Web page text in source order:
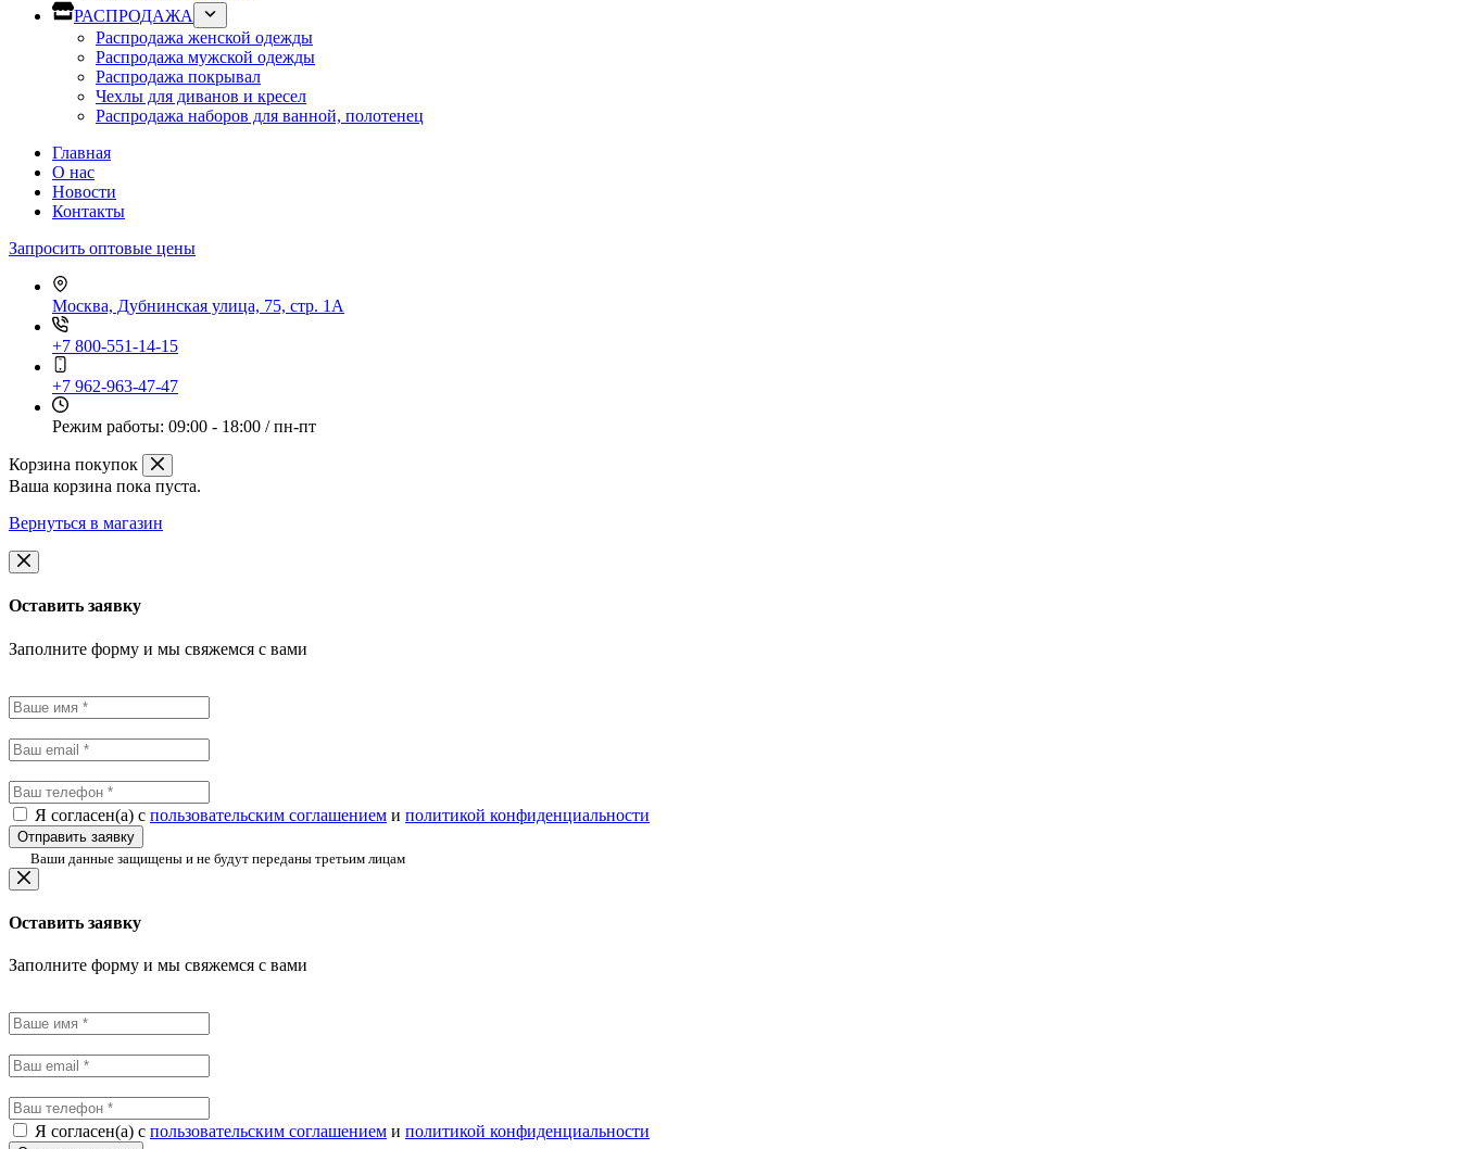
РАСПРОДАЖА
Распродажа женской одежды
Распродажа мужской одежды
Распродажа покрывал
Чехлы для диванов и кресел
Распродажа наборов для ванной, полотенец
Главная
О нас
Новости
Контакты
Запросить оптовые цены
Москва, Дубнинская улица, 75, стр. 1А
+7 800-551-14-15
+7 962-963-47-47
Режим работы: 09:00 - 18:00 / пн-пт
Корзина покупок
Ваша корзина пока пуста.
Вернуться в магазин
Оставить заявку
Заполните форму и мы свяжемся с вами
Я согласен(а) с пользовательским соглашением и политикой конфиденциальности
Отправить заявку
Ваши данные защищены и не будут переданы третьим лицам
Оставить заявку
Заполните форму и мы свяжемся с вами
Я согласен(а) с пользовательским соглашением и политикой конфиденциальности